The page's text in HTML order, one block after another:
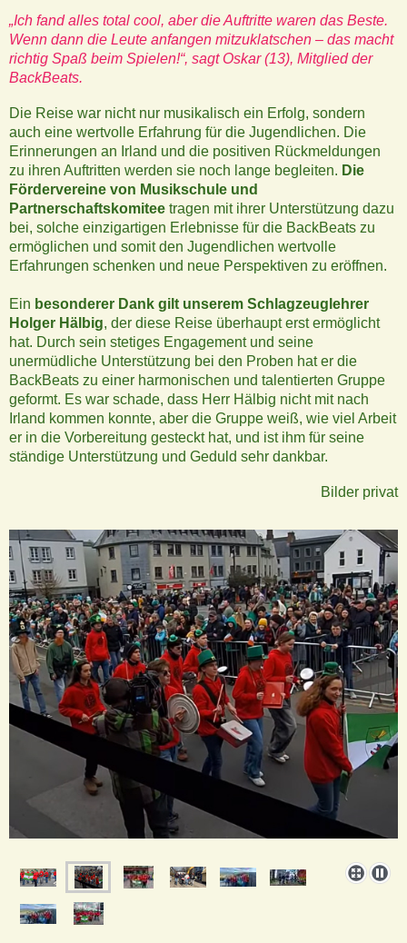
„Ich fand alles total cool, aber die Auftritte waren das Beste.
Wenn dann die Leute anfangen mitzuklatschen – das macht
richtig Spaß beim Spielen!“, sagt Oskar (13), Mitglied der
BackBeats.
Die Reise war nicht nur musikalisch ein Erfolg, sondern
auch eine wertvolle Erfahrung für die Jugendlichen. Die
Erinnerungen an Irland und die positiven Rückmeldungen
zu ihren Auftritten werden sie noch lange begleiten. Die
Fördervereine von Musikschule und
Partnerschaftskomitee tragen mit ihrer Unterstützung dazu
bei, solche einzigartigen Erlebnisse für die BackBeats zu
ermöglichen und somit den Jugendlichen wertvolle
Erfahrungen schenken und neue Perspektiven zu eröffnen.
Ein besonderer Dank gilt unserem Schlagzeuglehrer
Holger Hälbig, der diese Reise überhaupt erst ermöglicht
hat. Durch sein stetiges Engagement und seine
unermüdliche Unterstützung bei den Proben hat er die
BackBeats zu einer harmonischen und talentierten Gruppe
geformt. Es war schade, dass Herr Hälbig nicht mit nach
Irland kommen konnte, aber die Gruppe weiß, wie viel Arbeit
er in die Vorbereitung gesteckt hat, und ist ihm für seine
ständige Unterstützung und Geduld sehr dankbar.
Bilder privat